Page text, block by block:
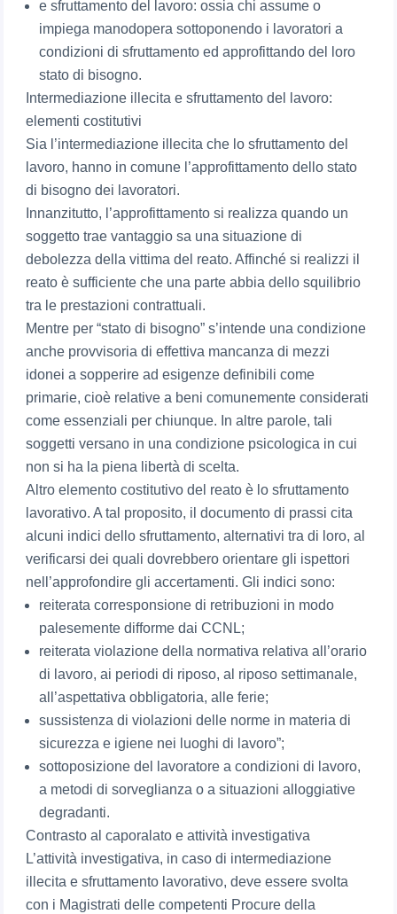
e sfruttamento del lavoro: ossia chi assume o
impiega manodopera sottoponendo i lavoratori a
condizioni di sfruttamento ed approfittando del loro
stato di bisogno.
Intermediazione illecita e sfruttamento del lavoro:
elementi costitutivi
Sia l’intermediazione illecita che lo sfruttamento del
lavoro, hanno in comune l’approfittamento dello stato
di bisogno dei lavoratori.
Innanzitutto, l’approfittamento si realizza quando un
soggetto trae vantaggio sa una situazione di
debolezza della vittima del reato. Affinché si realizzi il
reato è sufficiente che una parte abbia dello squilibrio
tra le prestazioni contrattuali.
Mentre per “stato di bisogno” s’intende una condizione
anche provvisoria di effettiva mancanza di mezzi
idonei a sopperire ad esigenze definibili come
primarie, cioè relative a beni comunemente considerati
come essenziali per chiunque. In altre parole, tali
soggetti versano in una condizione psicologica in cui
non si ha la piena libertà di scelta.
Altro elemento costitutivo del reato è lo sfruttamento
lavorativo. A tal proposito, il documento di prassi cita
alcuni indici dello sfruttamento, alternativi tra di loro, al
verificarsi dei quali dovrebbero orientare gli ispettori
nell’approfondire gli accertamenti. Gli indici sono:
reiterata corresponsione di retribuzioni in modo
palesemente difforme dai CCNL;
reiterata violazione della normativa relativa all’orario
di lavoro, ai periodi di riposo, al riposo settimanale,
all’aspettativa obbligatoria, alle ferie;
sussistenza di violazioni delle norme in materia di
sicurezza e igiene nei luoghi di lavoro”;
sottoposizione del lavoratore a condizioni di lavoro,
a metodi di sorveglianza o a situazioni alloggiative
degradanti.
Contrasto al caporalato e attività investigativa
L’attività investigativa, in caso di intermediazione
illecita e sfruttamento lavorativo, deve essere svolta
con i Magistrati delle competenti Procure della